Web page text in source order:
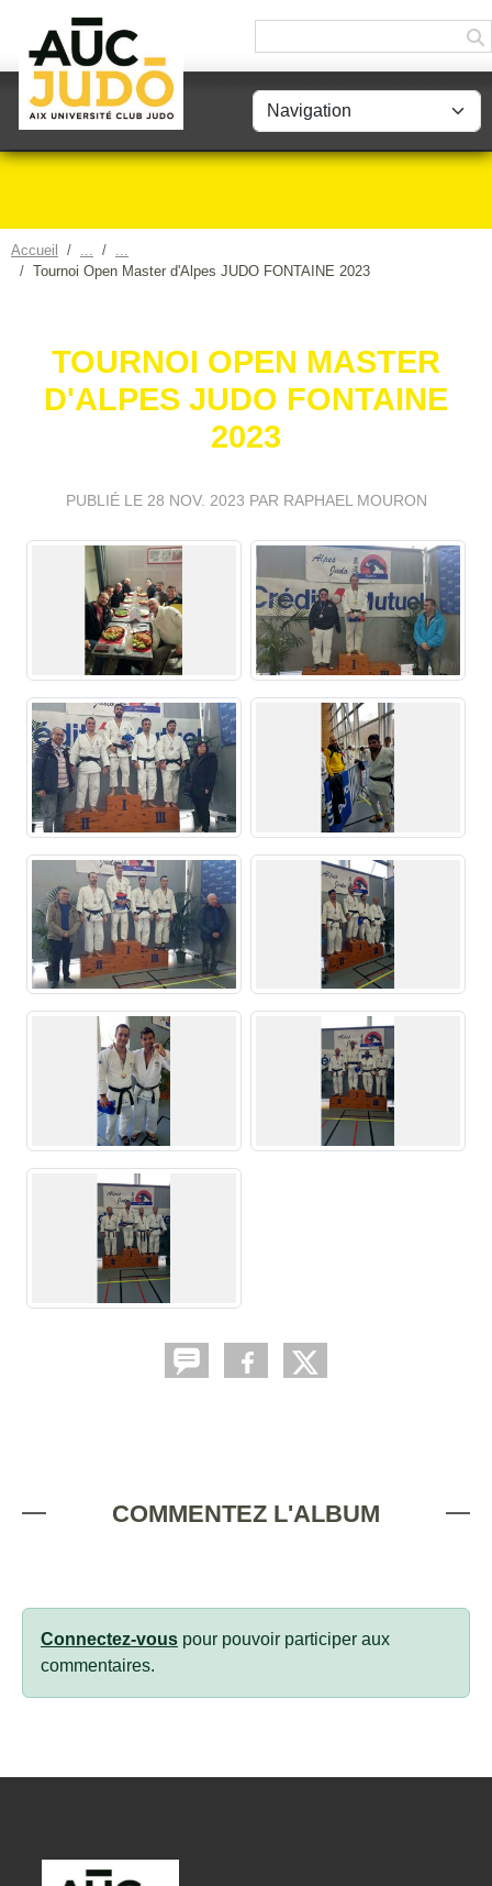
Accueil
Tournoi Open Master d'Alpes JUDO FONTAINE 2023
TOURNOI OPEN MASTER
D'ALPES JUDO FONTAINE
2023
PUBLIÉ LE 28 NOV. 2023 PAR RAPHAEL MOURON
COMMENTEZ L'ALBUM
Connectez-vous pour pouvoir participer aux
commentaires.
Panneau de gestion des cookies